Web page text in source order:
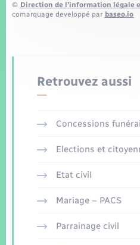
© Direction de l’information légale
comarquage developpé par baseo.io
Retrouvez aussi
Concessions
Elections et
Etat civil
Mariage – PACS
Parrainage civil